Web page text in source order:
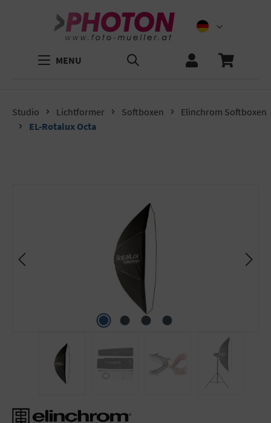
MENU
Studio Lichtformer Softboxen
Elinchrom Softboxen
EL-Rotalux Octa